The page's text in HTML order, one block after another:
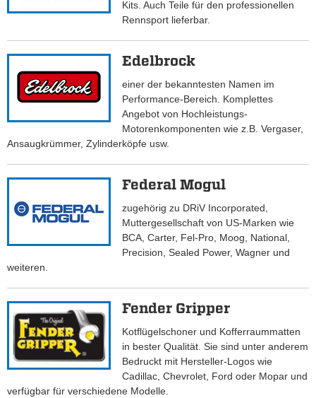
Kits. Auch Teile für den professionellen
Rennsport lieferbar.
Edelbrock
einer der bekanntesten Namen im
Performance-Bereich. Komplettes
Angebot von Hochleistungs-
Motorenkomponenten wie z.B. Vergaser,
Ansaugkrümmer, Zylinderköpfe usw.
Federal Mogul
zugehörig zu DRiV Incorporated,
Muttergesellschaft von US-Marken wie
BCA, Carter, Fel-Pro, Moog, National,
Precision, Sealed Power, Wagner und
weiteren.
Fender Gripper
Kotflügelschoner und Kofferraummatten
in bester Qualität. Sie sind unter anderem
Bedruckt mit Hersteller-Logos wie
Cadillac, Chevrolet, Ford oder Mopar und
verfügbar für verschiedene Modelle.